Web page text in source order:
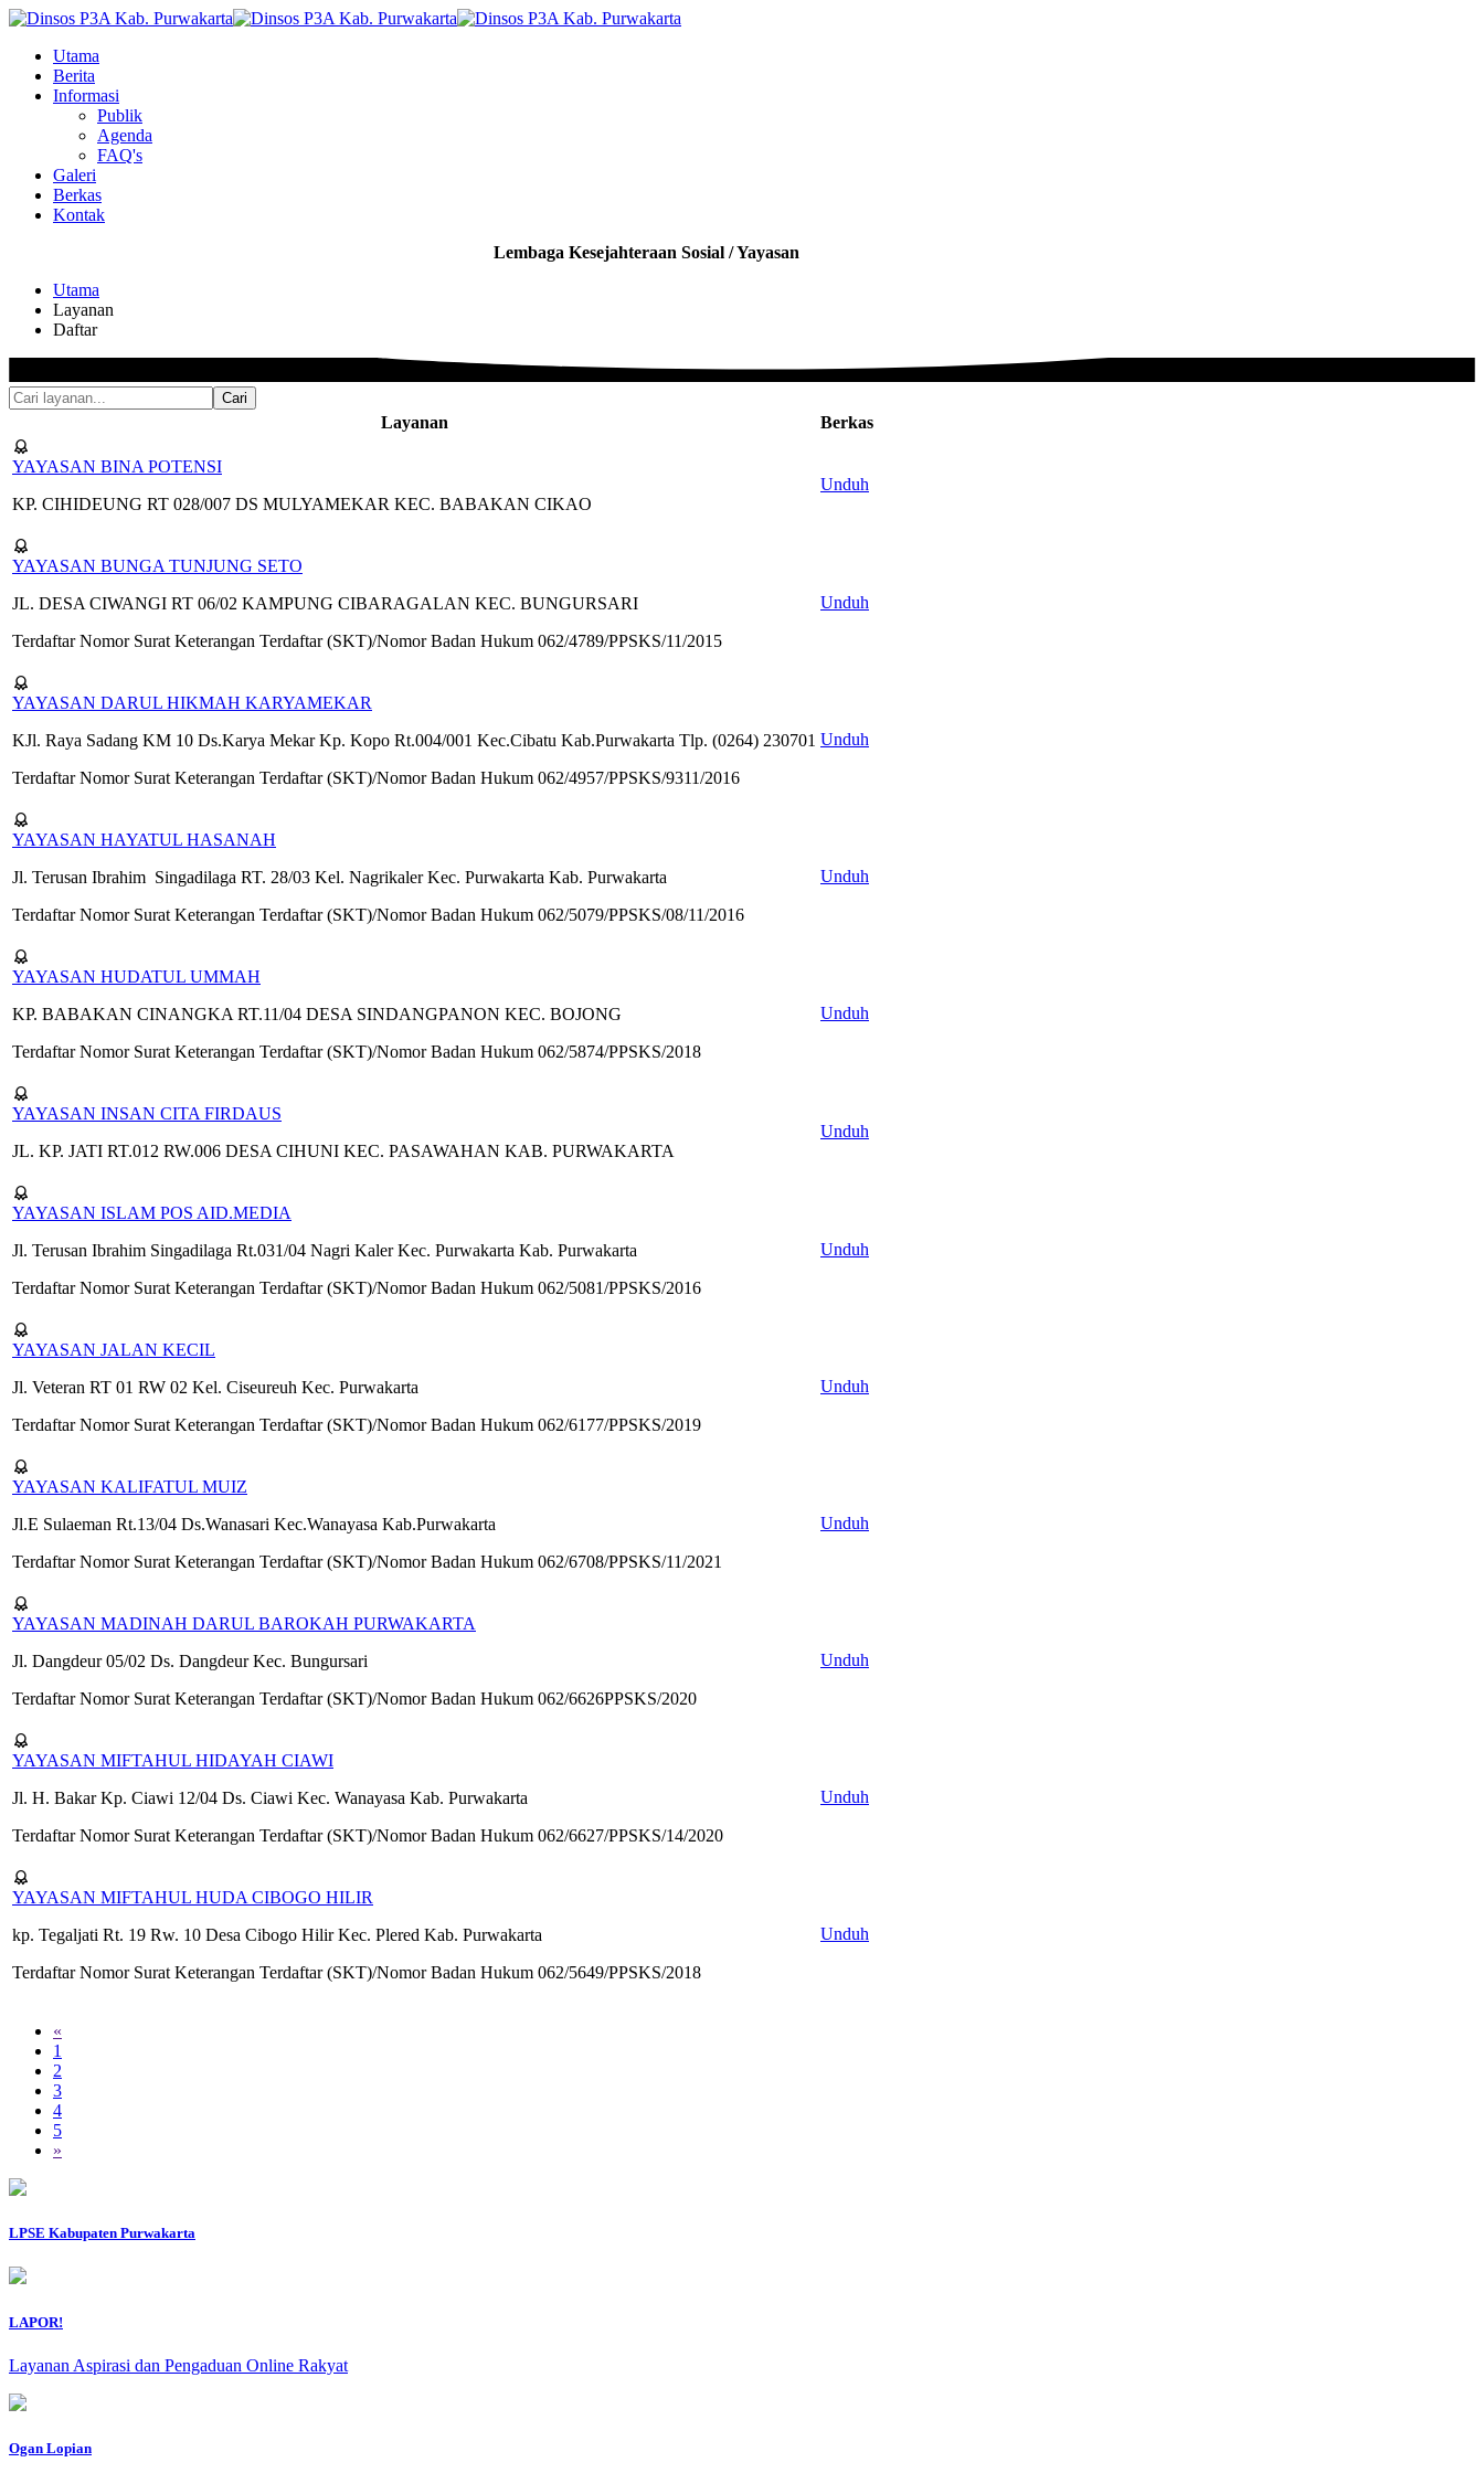
Utama
Berita
Informasi
Publik
Agenda
FAQ's
Galeri
Berkas
Kontak
Lembaga Kesejahteraan Sosial / Yayasan
Utama
Layanan
Daftar
Cari
Layanan Berkas
YAYASAN BINA POTENSI
KP. CIHIDEUNG RT 028/007 DS MULYAMEKAR KEC. BABAKAN CIKAO
Unduh
YAYASAN BUNGA TUNJUNG SETO
JL. DESA CIWANGI RT 06/02 KAMPUNG CIBARAGALAN KEC. BUNGURSARI
Terdaftar Nomor Surat Keterangan Terdaftar (SKT)/Nomor Badan Hukum 062/4789/PPSKS/11/2015
Unduh
YAYASAN DARUL HIKMAH KARYAMEKAR
KJl. Raya Sadang KM 10 Ds.Karya Mekar Kp. Kopo Rt.004/001 Kec.Cibatu Kab.Purwakarta Tlp. (0264) 230701
Terdaftar Nomor Surat Keterangan Terdaftar (SKT)/Nomor Badan Hukum 062/4957/PPSKS/9311/2016
Unduh
YAYASAN HAYATUL HASANAH
Jl. Terusan Ibrahim Singadilaga RT. 28/03 Kel. Nagrikaler Kec. Purwakarta Kab. Purwakarta
Terdaftar Nomor Surat Keterangan Terdaftar (SKT)/Nomor Badan Hukum 062/5079/PPSKS/08/11/2016
Unduh
YAYASAN HUDATUL UMMAH
KP. BABAKAN CINANGKA RT.11/04 DESA SINDANGPANON KEC. BOJONG
Terdaftar Nomor Surat Keterangan Terdaftar (SKT)/Nomor Badan Hukum 062/5874/PPSKS/2018
Unduh
YAYASAN INSAN CITA FIRDAUS
JL. KP. JATI RT.012 RW.006 DESA CIHUNI KEC. PASAWAHAN KAB. PURWAKARTA
Unduh
YAYASAN ISLAM POS AID.MEDIA
Jl. Terusan Ibrahim Singadilaga Rt.031/04 Nagri Kaler Kec. Purwakarta Kab. Purwakarta
Terdaftar Nomor Surat Keterangan Terdaftar (SKT)/Nomor Badan Hukum 062/5081/PPSKS/2016
Unduh
YAYASAN JALAN KECIL
Jl. Veteran RT 01 RW 02 Kel. Ciseureuh Kec. Purwakarta
Terdaftar Nomor Surat Keterangan Terdaftar (SKT)/Nomor Badan Hukum 062/6177/PPSKS/2019
Unduh
YAYASAN KALIFATUL MUIZ
Jl.E Sulaeman Rt.13/04 Ds.Wanasari Kec.Wanayasa Kab.Purwakarta
Terdaftar Nomor Surat Keterangan Terdaftar (SKT)/Nomor Badan Hukum 062/6708/PPSKS/11/2021
Unduh
YAYASAN MADINAH DARUL BAROKAH PURWAKARTA
Jl. Dangdeur 05/02 Ds. Dangdeur Kec. Bungursari
Terdaftar Nomor Surat Keterangan Terdaftar (SKT)/Nomor Badan Hukum 062/6626PPSKS/2020
Unduh
YAYASAN MIFTAHUL HIDAYAH CIAWI
Jl. H. Bakar Kp. Ciawi 12/04 Ds. Ciawi Kec. Wanayasa Kab. Purwakarta
Terdaftar Nomor Surat Keterangan Terdaftar (SKT)/Nomor Badan Hukum 062/6627/PPSKS/14/2020
Unduh
YAYASAN MIFTAHUL HUDA CIBOGO HILIR
kp. Tegaljati Rt. 19 Rw. 10 Desa Cibogo Hilir Kec. Plered Kab. Purwakarta
Terdaftar Nomor Surat Keterangan Terdaftar (SKT)/Nomor Badan Hukum 062/5649/PPSKS/2018
Unduh
«
1
2
3
4
5
»
LPSE Kabupaten Purwakarta
LAPOR!
Layanan Aspirasi dan Pengaduan Online Rakyat
Ogan Lopian